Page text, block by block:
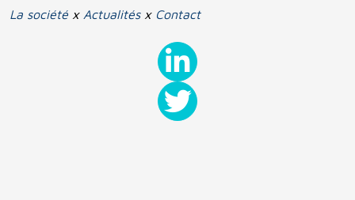
La société x Actualitésx Contact